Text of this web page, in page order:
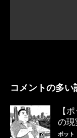
コメントの多い
【
の現
ポット